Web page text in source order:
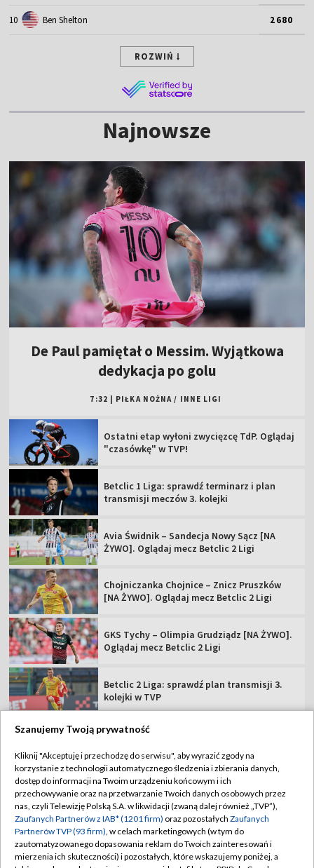
10 Ben Shelton 2680
ROZWIŃ
Najnowsze
De Paul pamiętał o Messim. Wyjątkowa
dedykacja po golu
7:32 PIŁKA NOŻNA / INNE LIGI
Ostatni etap wyłoni zwycięzcę TdP. Oglądaj
"czasówkę" w TVP!
Betclic 1 Liga: sprawdź terminarz i plan
transmisji meczów 3. kolejki
Avia Świdnik – Sandecja Nowy Sącz [NA
ŻYWO]. Oglądaj mecz Betclic 2 Ligi
Chojniczanka Chojnice – Znicz Pruszków
[NA ŻYWO]. Oglądaj mecz Betclic 2 Ligi
GKS Tychy – Olimpia Grudziądz [NA ŻYWO].
Oglądaj mecz Betclic 2 Ligi
Betclic 2 Liga: sprawdź plan transmisji 3.
kolejki w TVP
TVP
Abonament TVP
Sklep TVP
Biuro Reklamy
Oferta Handlowa
Regulamin TVP
Polityka prywatności
Moje zgody
Biuro reklamy
Szanujemy Twoją prywatność
Kliknij "Akceptuję i przechodzę do serwisu", aby wyrazić zgody na
korzystanie z technologii automatycznego śledzenia i zbierania danych,
dostęp do informacji na Twoim urządzeniu końcowym i ich
przechowywanie oraz na przetwarzanie Twoich danych osobowych przez
nas, czyli Telewizję Polską S.A. w likwidacji (zwaną dalej również „TVP”),
Zaufanych Partnerów z IAB* (1201 firm) oraz pozostałych Zaufanych
Partnerów TVP (93 firm), w celach marketingowych (w tym do
zautomatyzowanego dopasowania reklam do Twoich zainteresowań i
mierzenia ich skuteczności) i pozostałych, które wskazujemy poniżej, a